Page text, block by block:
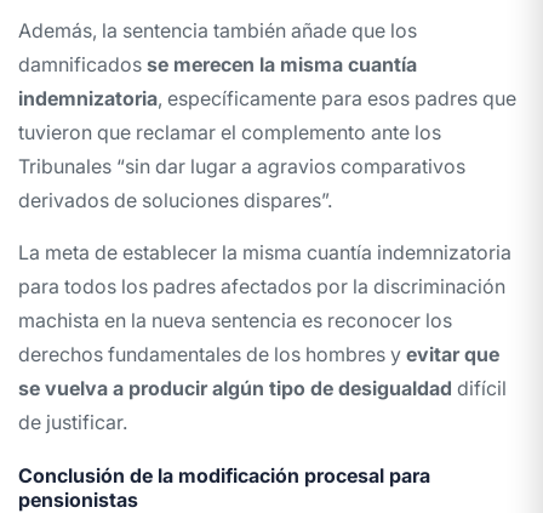
Además, la sentencia también añade que los
damnificados se merecen la misma cuantía
indemnizatoria, específicamente para esos padres que
tuvieron que reclamar el complemento ante los
Tribunales “sin dar lugar a agravios comparativos
derivados de soluciones dispares”.
La meta de establecer la misma cuantía indemnizatoria
para todos los padres afectados por la discriminación
machista en la nueva sentencia es reconocer los
derechos fundamentales de los hombres y evitar que
se vuelva a producir algún tipo de desigualdad difícil
de justificar.
Conclusión de la modificación procesal para
pensionistas